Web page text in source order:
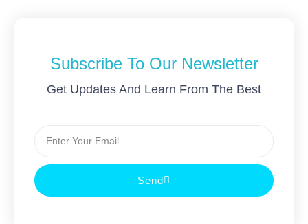
Subscribe To Our Newsletter
Get Updates And Learn From The Best
Send